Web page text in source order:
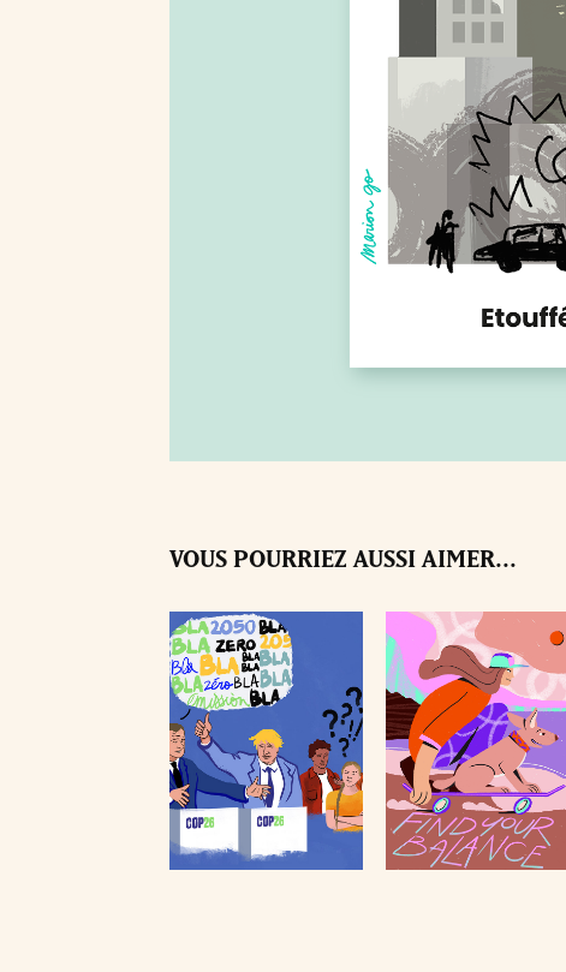
VOUS POURRIEZ AUSSI AIMER...
2021
FIND YOUR BALANCE
2025
Illustration